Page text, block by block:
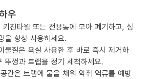
우
친타월 또는 전용통에 모아 폐기하고, 싱
을 항상 사용하세요.
물질은 욕실 사용한 후 바로 즉시 제거하
뚜껑과 트랩을 정기 세척하세요.
간은 트랩에 물을 채워 악취 역류를 예방